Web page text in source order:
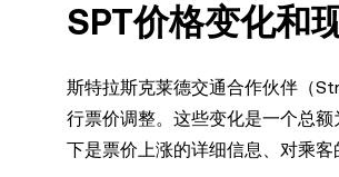
SPT价格变化和
斯特拉斯克莱德交通合作伙伴（
行票价调整。这些变化是一个总
下是票价上涨的详细信息、对乘客